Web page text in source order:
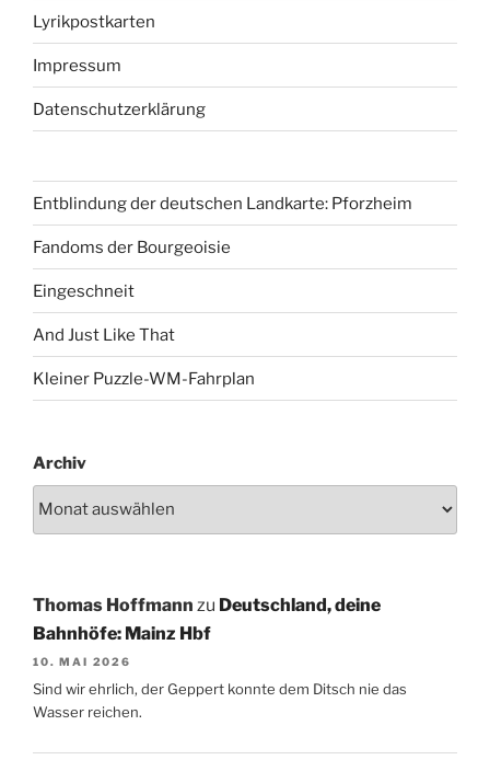
Lyrikpostkarten
Impressum
Datenschutzerklärung
Entblindung der deutschen Landkarte: Pforzheim
Fandoms der Bourgeoisie
Eingeschneit
And Just Like That
Kleiner Puzzle-WM-Fahrplan
Archiv
Thomas Hoffmann zu Deutschland, deine
Bahnhöfe: Mainz Hbf
10. MAI 2026
Sind wir ehrlich, der Geppert konnte dem Ditsch nie das
Wasser reichen.